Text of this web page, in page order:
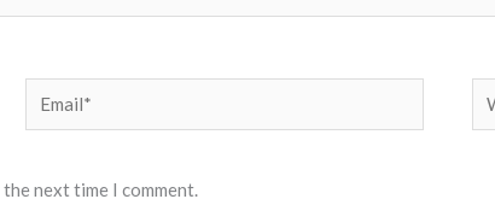
Email*
next time I comment.